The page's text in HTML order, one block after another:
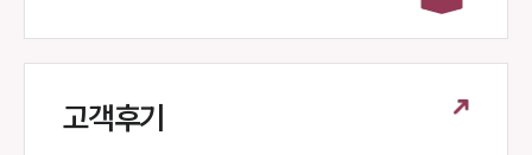
고객후기